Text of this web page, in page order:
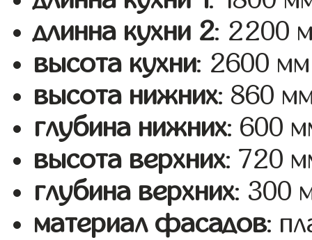
длинна кухни 2: 2200
высота кухни: 2600 мм
высота нижних: 860
глубина нижних: 600
высота верхних: 720
глубина верхних: 300
материал фасадов: